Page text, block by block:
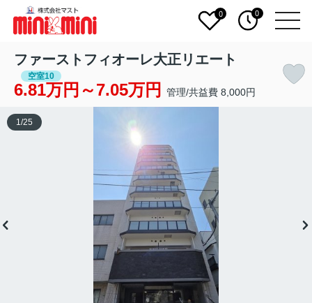
0 0
ファーストフィオーレ大正リエート
空室10
6.81万円～7.05万円 管理/共益費 8,000円
1 /25